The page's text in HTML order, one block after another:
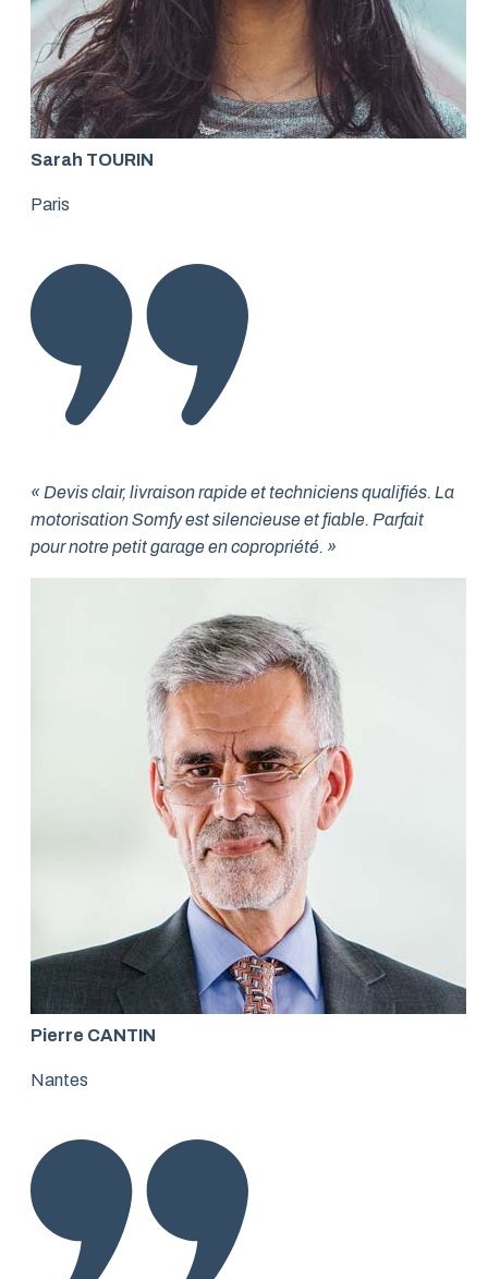
Sarah TOURIN
Paris
« Devis clair, livraison rapide et techniciens qualifiés. La
motorisation Somfy est silencieuse et fiable. Parfait
pour notre petit garage en copropriété. »
Pierre CANTIN
Nantes